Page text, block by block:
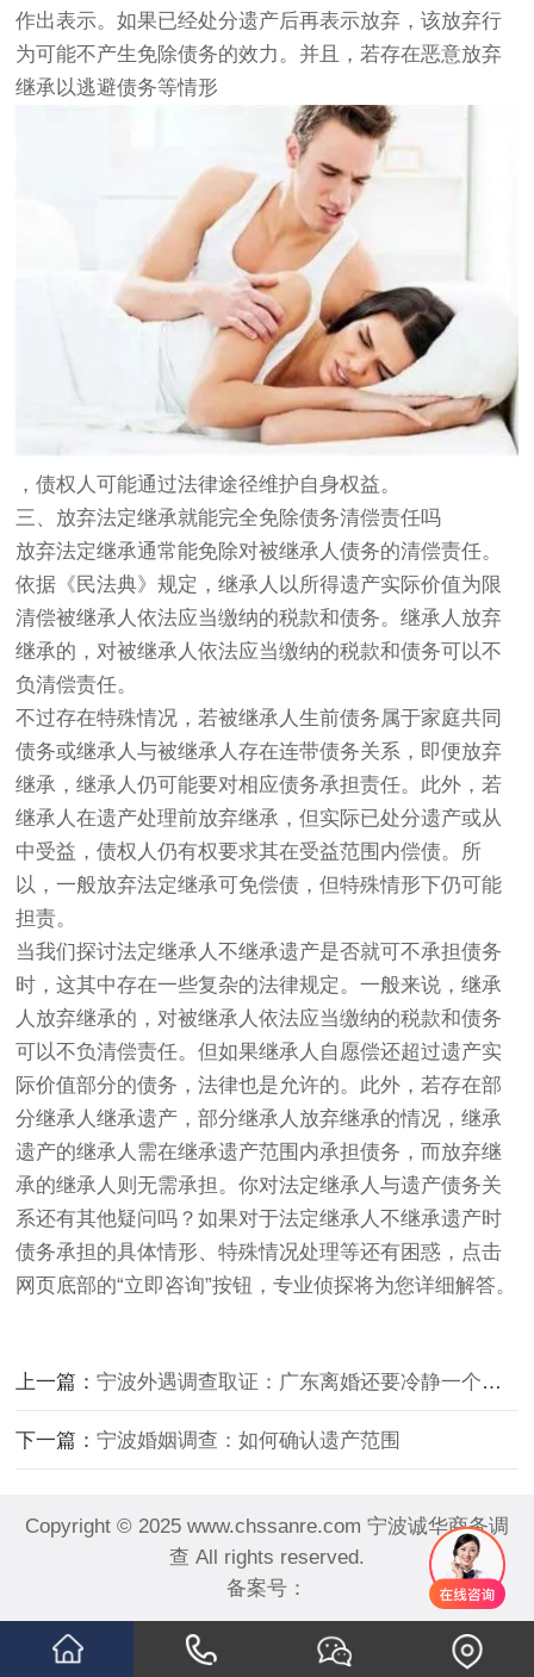
作出表示。如果已经处分遗产后再表示放弃，该放弃行
为可能不产生免除债务的效力。并且，若存在恶意放弃
继承以逃避债务等情形
，债权人可能通过法律途径维护自身权益。
三、放弃法定继承就能完全免除债务清偿责任吗
放弃法定继承通常能免除对被继承人债务的清偿责任。
依据《民法典》规定，继承人以所得遗产实际价值为限
清偿被继承人依法应当缴纳的税款和债务。继承人放弃
继承的，对被继承人依法应当缴纳的税款和债务可以不
负清偿责任。
不过存在特殊情况，若被继承人生前债务属于家庭共同
债务或继承人与被继承人存在连带债务关系，即便放弃
继承，继承人仍可能要对相应债务承担责任。此外，若
继承人在遗产处理前放弃继承，但实际已处分遗产或从
中受益，债权人仍有权要求其在受益范围内偿债。所
以，一般放弃法定继承可免偿债，但特殊情形下仍可能
担责。
当我们探讨法定继承人不继承遗产是否就可不承担债务
时，这其中存在一些复杂的法律规定。一般来说，继承
人放弃继承的，对被继承人依法应当缴纳的税款和债务
可以不负清偿责任。但如果继承人自愿偿还超过遗产实
际价值部分的债务，法律也是允许的。此外，若存在部
分继承人继承遗产，部分继承人放弃继承的情况，继承
遗产的继承人需在继承遗产范围内承担债务，而放弃继
承的继承人则无需承担。你对法定继承人与遗产债务关
系还有其他疑问吗？如果对于法定继承人不继承遗产时
债务承担的具体情形、特殊情况处理等还有困惑，点击
网页底部的“立即咨询”按钮，专业侦探将为您详细解答。
上一篇：宁波外遇调查取证：广东离婚还要冷静一个月吗
下一篇：宁波婚姻调查：如何确认遗产范围
Copyright © 2025 www.chssanre.com 宁波诚华商务调
查 All rights reserved.
备案号：